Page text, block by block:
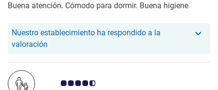
Buena atención. Cómodo para dormir. Buena higiene
Nuestro establecimiento ha respondido a la
valoración
Nota de clientes de Avis 4.5/5